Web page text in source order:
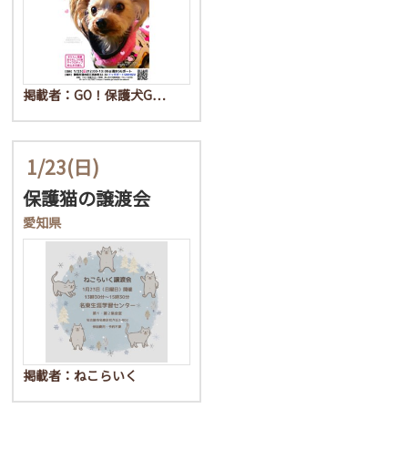
掲載者：GO！保護犬G…
1/23(日)
保護猫の譲渡会
愛知県
掲載者：ねこらいく